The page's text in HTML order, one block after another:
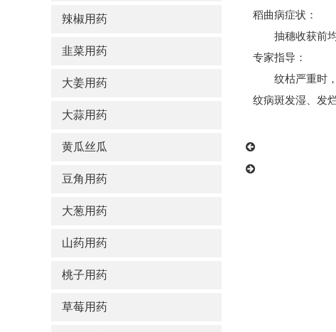
辣椒用药
韭菜用药
大姜用药
大蒜用药
黄瓜丝瓜
豆角用药
大葱用药
山药用药
桃子用药
草莓用药
稻曲病症状：
抽穗收获前均
专家指导：
纹枯严重时，
纹病斑发湿、发